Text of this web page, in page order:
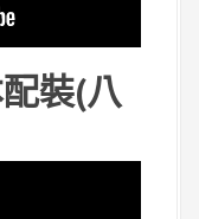
裝(八